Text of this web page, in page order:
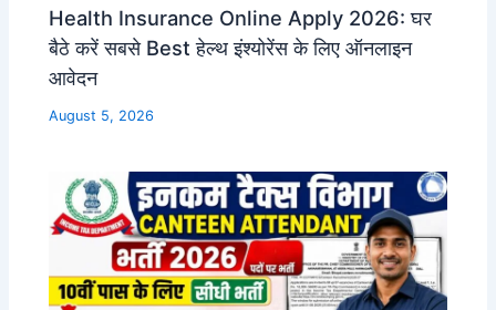
Health Insurance Online Apply 2026: घर
बैठे करें सबसे Best हेल्थ इंश्योरेंस के लिए ऑनलाइन
आवेदन
August 5, 2026